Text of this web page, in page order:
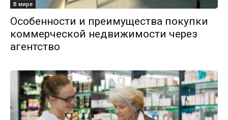
В мире
Особенности и преимущества покупки
коммерческой недвижимости через
агентство